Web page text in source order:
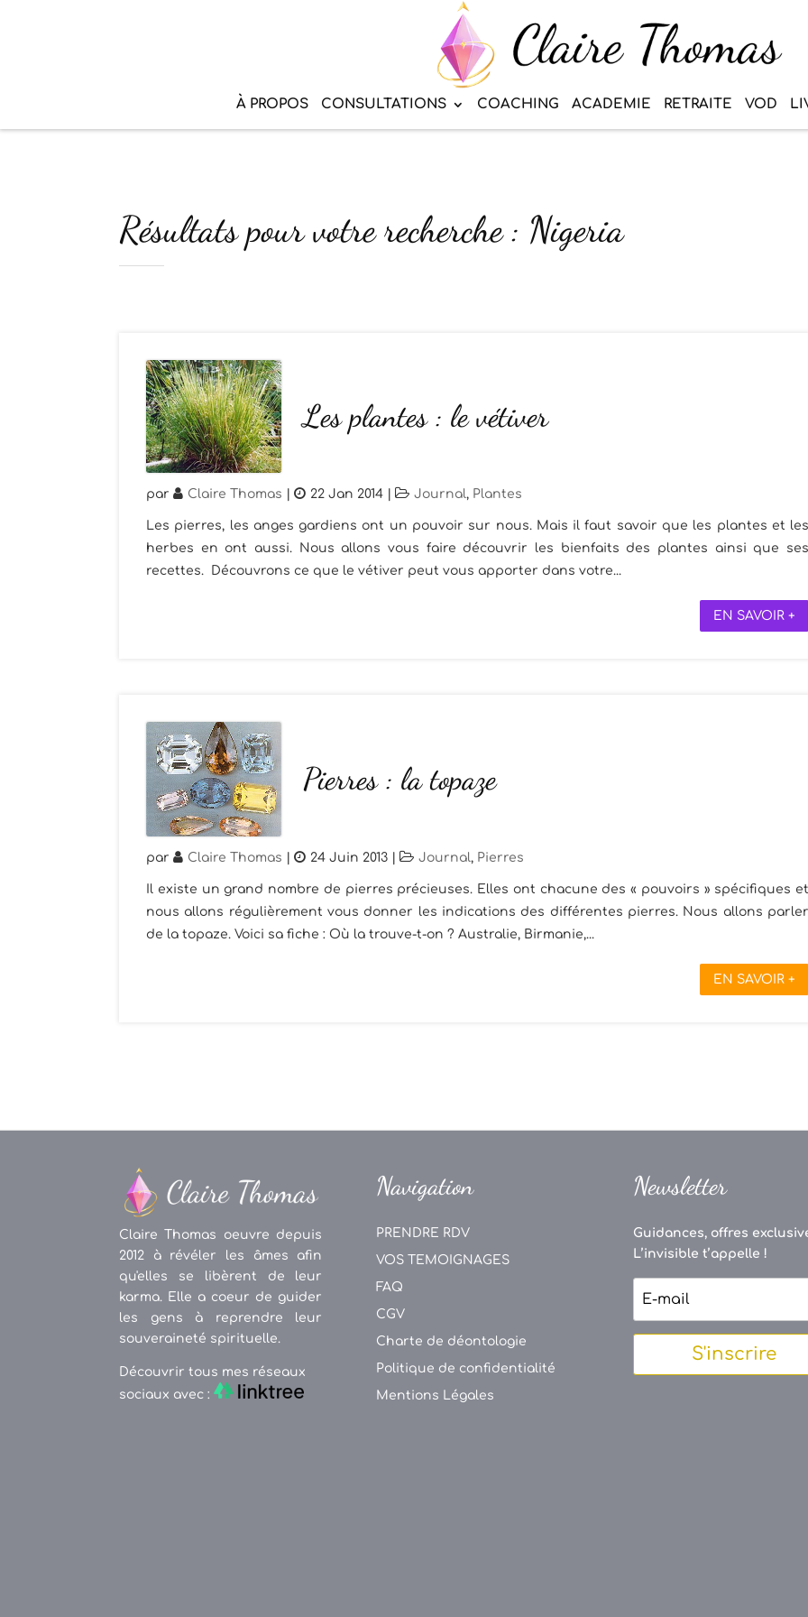
À PROPOS CONSULTATIONS COACHING ACADEMIE RETRAITE VOD
Résultats pour votre recherche : Nigeria
Les plantes : le vétiver
par Claire Thomas | 22 Jan 2014 | Journal, Plantes
Les pierres, les anges gardiens ont un pouvoir sur nous. Mais il faut savoir que les plantes et les
herbes en ont aussi. Nous allons vous faire découvrir les bienfaits des plantes ainsi que ses
recettes. Découvrons ce que le vétiver peut vous apporter dans votre...
EN SAVOIR +
Pierres : la topaze
par Claire Thomas 24 Juin 2013 Journal, Pierres
Il existe un grand nombre de pierres précieuses. Elles ont chacune des « pouvoirs » spécifiques et
nous allons régulièrement vous donner les indications des différentes pierres. Nous allons parler
de la topaze. Voici sa fiche : Où la trouve-t-on ? Australie, Birmanie,...
EN SAVOIR +
Claire Thomas oeuvre depuis
2012 à révéler les âmes afin
qu'elles se libèrent de leur
karma. Elle a coeur de guider
les gens à reprendre leur
souveraineté spirituelle.
Découvrir tous mes réseaux
sociaux avec :
Navigation
PRENDRE RDV
VOS TEMOIGNAGES
FAQ
CGV
Charte de déontologie
Politique de confidentialité
Mentions Légales
Newsletter
Guidances, offres
L’invisible t’appelle !
S'inscrire